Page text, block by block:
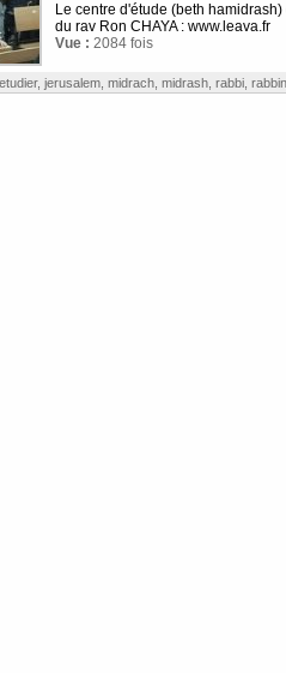
Le centre d'étude (beth
du rav Ron CHAYA : www.leava.fr
Vue : 2084 fois
etudier, jerusalem, midrach, midrash, rabbi, rabbin